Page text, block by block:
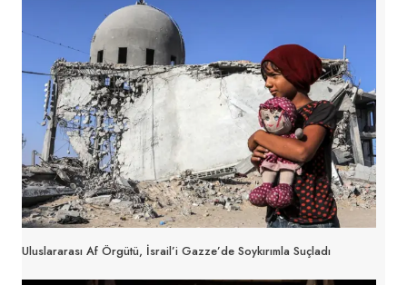
Uluslararası Af Örgütü, İsrail’i Gazze’de Soykırımla Suçladı